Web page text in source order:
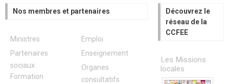
Nos membres et partenaires
Ministres
Partenaires
sociaux
Formation
Emploi
Enseignement
Organes
consultatifs
Découvrez le
réseau de la
CCFEE
Les Missions
locales